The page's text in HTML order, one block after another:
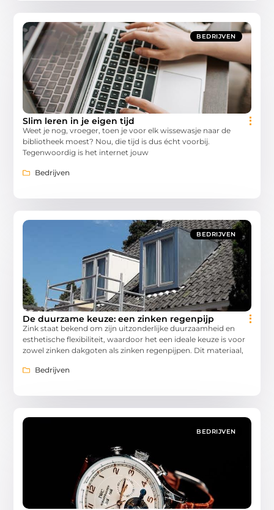
BEDRIJVEN
Slim leren in je eigen tijd
Weet je nog, vroeger, toen je voor elk wissewasje naar de
bibliotheek moest? Nou, die tijd is dus écht voorbij.
Tegenwoordig is het internet jouw
Bedrijven
BEDRIJVEN
De duurzame keuze: een zinken regenpijp
Zink staat bekend om zijn uitzonderlijke duurzaamheid en
esthetische flexibiliteit, waardoor het een ideale keuze is voor
zowel zinken dakgoten als zinken regenpijpen. Dit materiaal,
Bedrijven
BEDRIJVEN